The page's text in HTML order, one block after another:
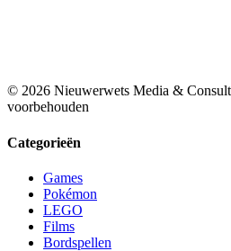
© 2026 Nieuwerwets Media &
voorbehouden
Categorieën
Games
Pokémon
LEGO
Films
Bordspellen